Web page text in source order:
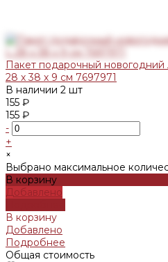
Пакет подарочный новогодний
28 х 38 х 9 см 7697971
В наличии 2 шт
155 ₽
155 ₽
-
+
×
Выбрано максимальное
В корзину
Добавлено
В корзину
Добавлено
Подробнее
Общая стоимость